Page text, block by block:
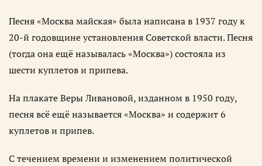
Песня «Москва майская» была написана в 1937 году к
20-й годовщине установления Советской власти. Песня
(тогда она ещё называлась «Москва») состояла из
шести куплетов и припева.
На плакате Веры Ливановой, изданном в 1950 году,
песня всё ещё называется «Москва» и содержит 6
куплетов и припев.
С течением времени и изменением политической